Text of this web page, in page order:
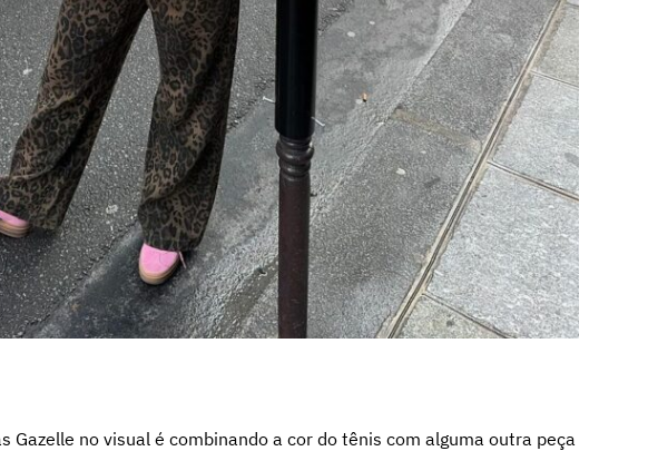
Gazelle no visual é combinando a cor do tênis com alguma outra peça